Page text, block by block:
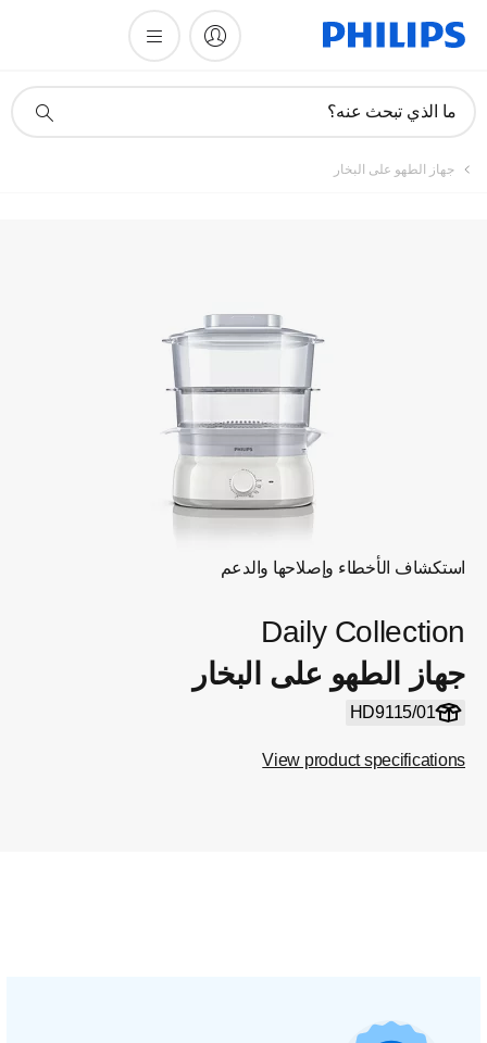
دعم
ما الذي تبحث عنه؟
جهاز الطهو على البخار
استكشاف الأخطاء وإصلاحها والدعم
Daily Collection
جهاز الطهو على البخار
HD9115/01
View product specifications
تسجيل المنتج